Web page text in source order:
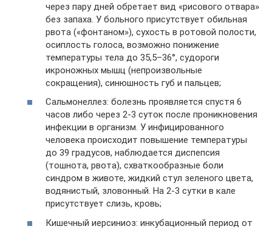
через пару дней обретает вид «рисового отвара»
без запаха. У больного присутствует обильная
рвота («фонтаном»), сухость в ротовой полости,
осиплость голоса, возможно понижение
температуры тела до 35,5–36°, судороги
икроножных мышц (непроизвольные
сокращения), синюшность губ и пальцев;
Сальмонеллез: болезнь проявляется спустя 6
часов либо через 2-3 суток после проникновения
инфекции в организм. У инфицированного
человека происходит повышение температуры
до 39 градусов, наблюдается диспепсия
(тошнота, рвота), схваткообразные боли
синдром в животе, жидкий стул зеленого цвета,
водянистый, зловонный. На 2-3 сутки в кале
присутствует слизь, кровь;
Кишечный иерсиниоз: инкубационный период от